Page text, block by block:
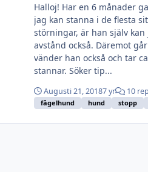
Halloj! Har en 6 månader
jag kan stanna i de flesta
störningar, är han själv
avstånd också. Däremot
vänder han också och tar
stannar. Söker tip...
Augusti 21, 20187 yr 10
fågelhund hund stopp